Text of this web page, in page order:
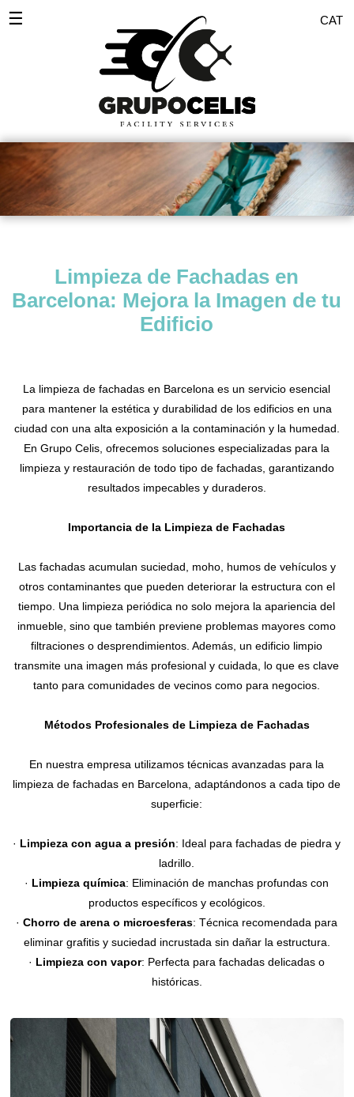
CAT
☰
Desinfecciones
Servicios Empresas
Pulidos
Pintores
Zonas
Limpieza de Fachadas en
Barcelona: Mejora la Imagen de tu
Edificio
La limpieza de fachadas en Barcelona es un servicio esencial
para mantener la estética y durabilidad de los edificios en una
ciudad con una alta exposición a la contaminación y la humedad.
En Grupo Celis, ofrecemos soluciones especializadas para la
limpieza y restauración de todo tipo de fachadas, garantizando
resultados impecables y duraderos.
Importancia de la Limpieza de Fachadas
Las fachadas acumulan suciedad, moho, humos de vehículos y
otros contaminantes que pueden deteriorar la estructura con el
tiempo. Una limpieza periódica no solo mejora la apariencia del
inmueble, sino que también previene problemas mayores como
filtraciones o desprendimientos. Además, un edificio limpio
transmite una imagen más profesional y cuidada, lo que es clave
tanto para comunidades de vecinos como para negocios.
Métodos Profesionales de Limpieza de Fachadas
En nuestra empresa utilizamos técnicas avanzadas para la
limpieza de fachadas en Barcelona, adaptándonos a cada tipo de
superficie:
· Limpieza con agua a presión: Ideal para fachadas de piedra y
ladrillo.
· Limpieza química: Eliminación de manchas profundas con
productos específicos y ecológicos.
·Chorro de arena o microesferas: Técnica recomendada para
eliminar grafitis y suciedad incrustada sin dañar la estructura.
· Limpieza con vapor: Perfecta para fachadas delicadas o
históricas.